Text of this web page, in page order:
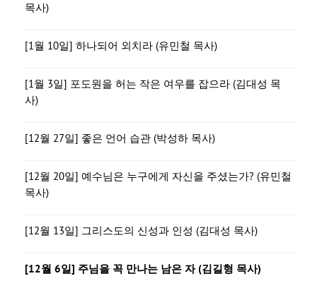
목사)
[1월 10일] 하나되어 외치라 (유민철 목사)
[1월 3일] 포도원을 허는 작은 여우를 잡으라 (김대성 목
사)
[12월 27일] 좋은 언어 습관 (박성하 목사)
[12월 20일] 예수님은 누구에게 자신을 주셨는가? (유민철
목사)
[12월 13일] 그리스도의 신성과 인성 (김대성 목사)
[12월 6일] 주님을 꼭 만나는 남은 자 (김길형 목사)